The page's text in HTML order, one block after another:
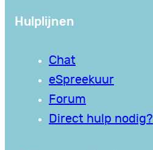
Hulplijnen
Chat
eSpreekuur
Forum
Direct hulp nodig?